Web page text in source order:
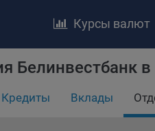
Курсы валют
Белинвестбанк в
Кредиты Вклады